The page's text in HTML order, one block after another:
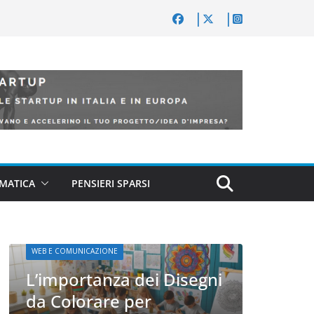
PENSIERI SPARSI
WEB E COMUNICAZIONE